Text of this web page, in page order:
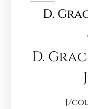
D.
D.
[/